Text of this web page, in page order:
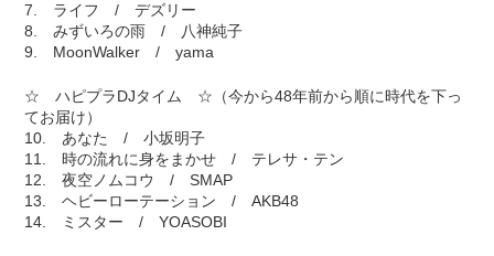
7. ライフ / デズリー
8. みずいろの雨 / 八神純子
9. MoonWalker / yama
☆ ハピプラDJタイム ☆（今から48年前から順に時代を下っ
てお届け）
10. あなた / 小坂明子
11. 時の流れに身をまかせ / テレサ・テン
12. 夜空ノムコウ / SMAP
13. ヘビーローテーション / AKB48
14. ミスター / YOASOBI